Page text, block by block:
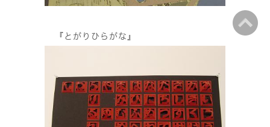
『とがりひらがな』